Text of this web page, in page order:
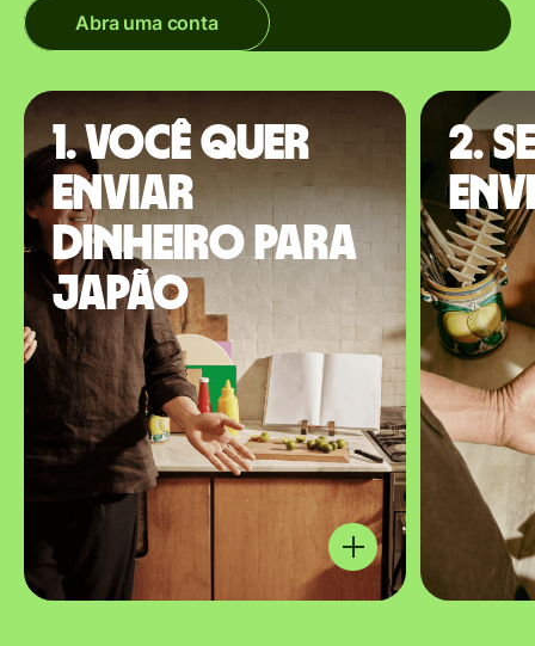
Abra uma conta
1. Você quer
enviar
dinheiro para
Japão
2.